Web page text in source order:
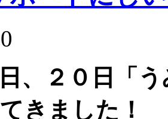
、２０日「
きました！